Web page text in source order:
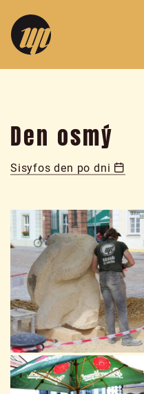
v
Den osmý
Sisyfos den po dni